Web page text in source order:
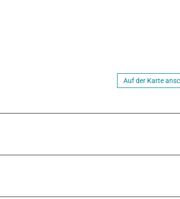
Auf der Karte